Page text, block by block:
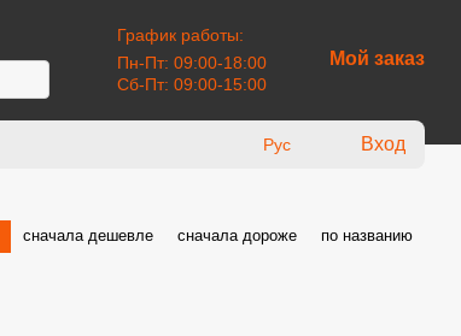
График работы:
Пн-Пт: 09:00-18:00
Сб-Пт: 09:00-15:00
Мой заказ
Рус Вход
сначала дешевле сначала дороже по названию